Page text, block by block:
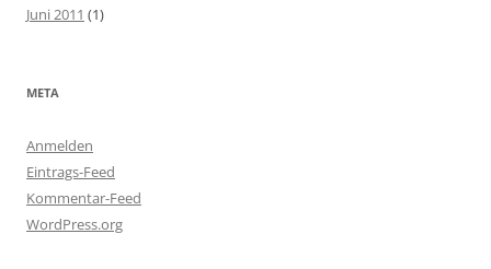
Juni 2011 (1)
META
Anmelden
Eintrags-Feed
Kommentar-Feed
WordPress.org